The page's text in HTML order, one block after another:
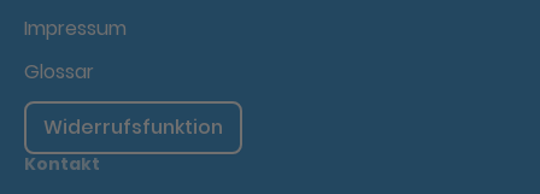
Impressum
Glossar
Widerrufsfunktion
Kontakt